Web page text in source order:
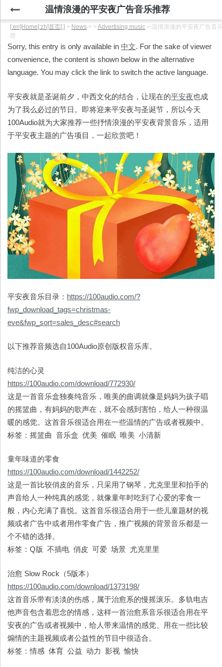
温情浪漫的平安夜广告音乐推荐
[:en]Home[:zh]首页[:] > News > > Advertising music > 温情浪漫的平安夜广告音
荐
Sorry, this entry is only available in 中文. For the sake of viewer
convenience, the content is shown below in the alternative
language. You may click the link to switch the active language.
平安夜就是圣诞前夕，中西文化的结合，让现在的平安夜也成
为了我么必过的节日。即将迎来平安夜与圣诞节，所以今天
100Audio就为大家推荐一些抒情浪漫的平安夜背景音乐，适用
于平安夜主题的广告项目，一起欣赏吧！
平安夜音乐目录： https://100audio.com/?
fwp_download_tags=christmas-
eve&fwp_sort=sales_desc#search
以下推荐音频选自100Audio原创版权音乐库。
纯洁的心灵
https://100audio.com/download/772930/
这是一首音乐盒独奏纯音乐，唯美的曲调就像是妈妈为孩子唱
的摇篮曲，有妈妈的歌声在，就不会感到害怕，给人一种很温
暖的感觉。这首音乐很适合用在一些温情的广告或者视频中。
标签：摇篮曲 音乐盒 优美 催眠 唯美 小清新
童年味道的零食
https://100audio.com/download/1442252/
这是一首比较俏皮的音乐，只采用了钢琴，尤克里里和拍手的
声音给人一种纯真的感觉，就像童年时吃到了心爱的零食一
般，内心充满了喜悦。这首音乐很适合用于一些儿童题材的视
频或者广告中或者用作零食广告，推广视频的背景音乐都是一
个不错的选择。
标签：Q版 不插电 俏皮 可爱 场景 尤克里里
治愈 Slow Rock（5版本）
https://100audio.com/download/1373198/
这首音乐带有淡淡的伤感，属于治愈系的慢摇滚乐。多轨电吉
他声音包含着思念的情感，这样一首治愈系音乐很适合用在平
安夜的广告或者视频中，给人带来温情的感觉、用在一些比较
煽情的主题视频或者公益性的节目中很适合。
标签：情感 体育 公益 动力 影视 愉快